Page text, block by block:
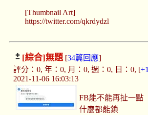
[Thumbnail Art]
https://twitter.com/qkrdydzl
[綜合]無題[34篇回應]
評分：0, 年：0, 月：0, 週：0, 日：0, [+1
2021-11-06 16:03:13
FB能不能再扯一點
什麼都能鎖